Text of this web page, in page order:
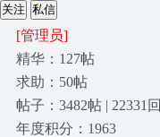
关注 私信
[管理员]
精华：127帖
求助：50帖
帖子：3482帖 | 22331回
年度积分：1963